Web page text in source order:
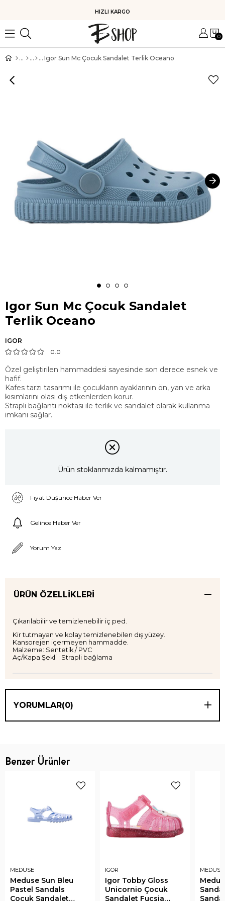
HIZLI KARGO
0
Igor Sun Mc Çocuk Sandalet Terlik Oceano
Igor Sun Mc Çocuk Sandalet
Terlik Oceano
IGOR
0.0
Özel geliştirilen hammaddesi sayesinde son derece esnek ve
hafif.
Kafes tarzı tasarımı ile çocukların ayaklarının ön, yan ve arka
kısımlarını olası dış etkenlerden korur.
Strapli bağlantı noktası ile terlik ve sandalet olarak kullanma
imkanı sağlar.
Ürün stoklarımızda kalmamıştır.
Fiyat Düşünce Haber Ver
Gelince Haber Ver
Yorum Yaz
ÜRÜN ÖZELLIKLERI
Çıkarılabilir ve temizlenebilir iç ped.
Kir tutmayan ve kolay temizlenebilen dış yüzey.
Kansorejen içermeyen hammadde.
Malzeme: Sentetik / PVC
Aç/Kapa Şekli : Strapli bağlama
YORUMLAR(0)
Benzer Ürünler
MEDUSE
Meduse Sun Bleu
Pastel Sandals
Çocuk Sandalet
IGOR
Igor Tobby Gloss
Unicornio Çocuk
Sandalet Fucsia
MEDUSE